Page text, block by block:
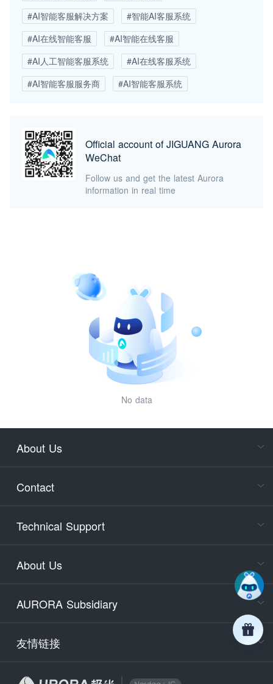
No data
#AI智能客服解决方案
#智能AI客服系统
#AI在线智能客服
#AI智能在线客服
#AI人工智能客服系统
#AI在线客服系统
#AI智能客服服务商
#AI智能客服系统
Official account of JIGUANG Aurora
WeChat
Follow us and get the latest Aurora
information in real time
About Us
Contact
Technical Support
About Us
AURORA Subsidiary
友情链接
days)
9:30-
Email